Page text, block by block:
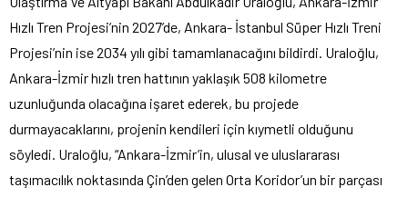
Hızlı Tren Projesi’nin 2027’de, Ankara- İstanbul Süper Hızlı Treni
Projesi’nin ise 2034 yılı gibi tamamlanacağını bildirdi. Uraloğlu,
Ankara-İzmir hızlı tren hattının yaklaşık 508 kilometre
uzunluğunda olacağına işaret ederek, bu projede
durmayacaklarını, projenin kendileri için kıymetli olduğunu
söyledi. Uraloğlu, “Ankara-İzmir’in, ulusal ve uluslararası
taşımacılık noktasında Çin’den gelen Orta Koridor’un bir parçası